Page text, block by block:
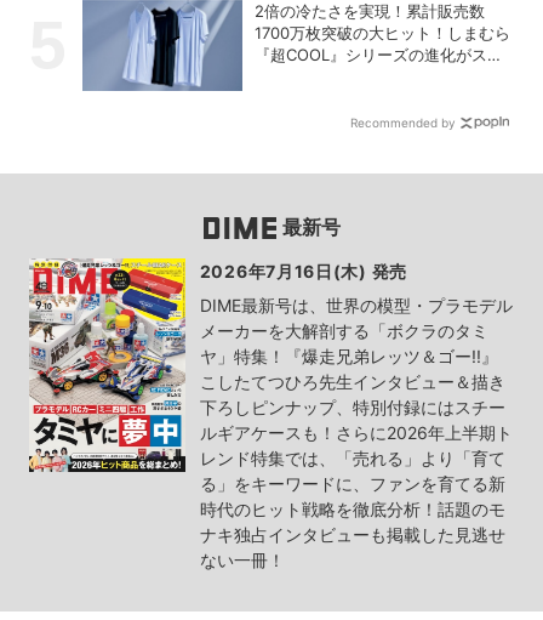
2倍の冷たさを実現！累計販売数
1700万枚突破の大ヒット！しまむら
『超COOL』シリーズの進化がスゴ
Recommended by
最新号
2026年7月16日(木) 発売
DIME最新号は、世界の模型・プラモデル
メーカーを大解剖する「ボクラのタミ
ヤ」特集！『爆走兄弟レッツ＆ゴー!!』
こしたてつひろ先生インタビュー＆描き
下ろしピンナップ、特別付録にはスチー
ルギアケースも！さらに2026年上半期ト
レンド特集では、「売れる」より「育て
る」をキーワードに、ファンを育てる新
時代のヒット戦略を徹底分析！話題のモ
ナキ独占インタビューも掲載した見逃せ
ない一冊！